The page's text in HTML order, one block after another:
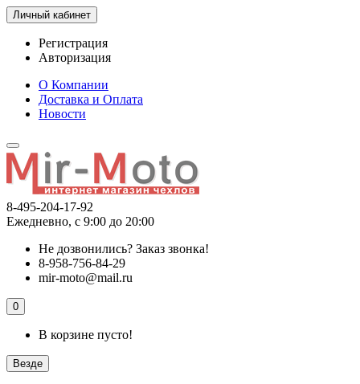
Личный кабинет
Регистрация
Авторизация
О Компании
Доставка и Оплата
Новости
8-495-204-17-92
Ежедневно, с 9:00 до 20:00
Не дозвонились? Заказ звонка!
8-958-756-84-29
mir-moto@mail.ru
0
В корзине пусто!
Везде